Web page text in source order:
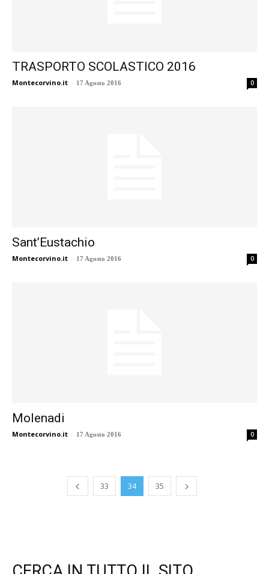
TRASPORTO SCOLASTICO 2016
Montecorvino.it - 17 Agosto 2016 0
Sant’Eustachio
Montecorvino.it - 17 Agosto 2016 0
Molenadi
Montecorvino.it - 17 Agosto 2016 0
33 34 35